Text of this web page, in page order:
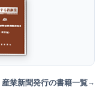
産業新聞発行の書籍一覧